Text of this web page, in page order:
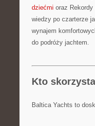
dziećmi oraz
wiedzy po czarterze
wynajem
do podróży jachtem.
Kto
Baltica Yachts to